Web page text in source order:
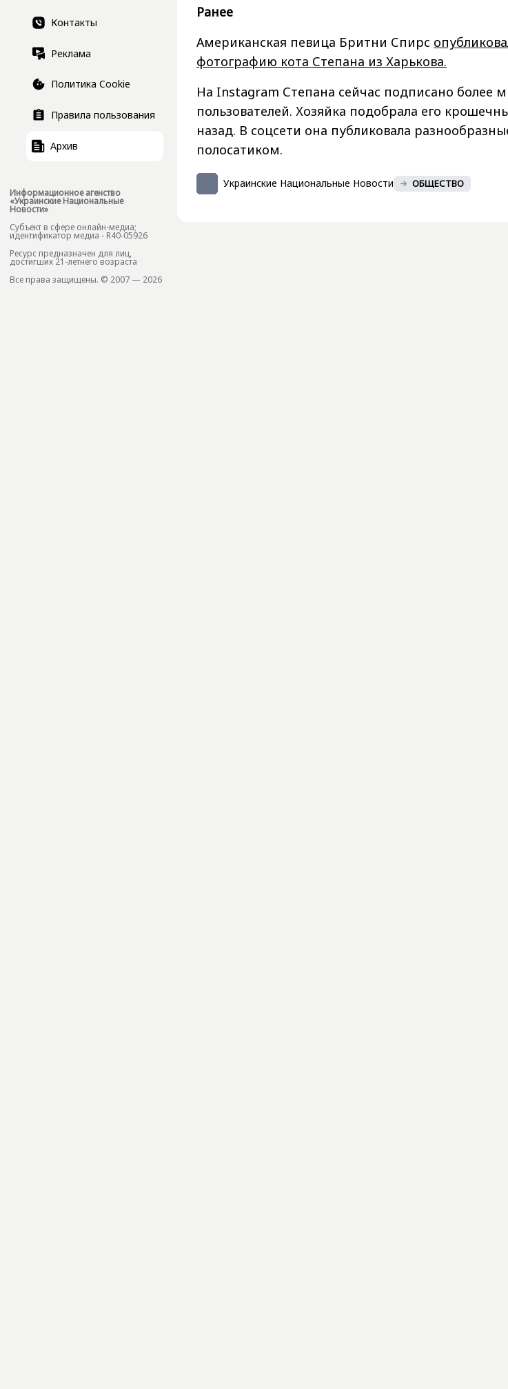
Контакты
Реклама
Политика Cookie
Правила пользования
Архив
Информационное агенство
«Украинские Национальные
Новости»
Субъект в сфере онлайн-медиа;
идентификатор медиа - R40-05926
Ресурс предназначен для лиц,
достигших 21-летнего возраста
Все права защищены. © 2007 — 2026
Ранее
Американская певица Бритни Спирс
фотографию кота Степана из Харькова.
На Instagram Степана сейчас подписано более
пользователей. Хозяйка подобрала его
назад. В соцсети она публиковала
полосатиком.
Украинские Национальные Новости ОБЩЕСТВО